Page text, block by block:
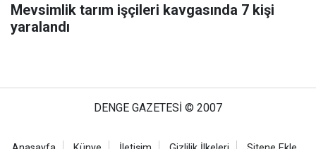
Mevsimlik tarım işçileri kavgasında 7 kişi
yaralandı
DENGE GAZETESİ © 2007